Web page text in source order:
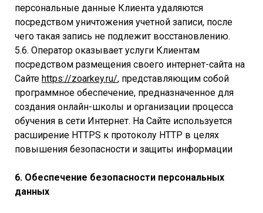
персональные данные Клиента удаляются
посредством уничтожения учетной записи, после
чего такая запись не подлежит восстановлению.
5.6. Оператор оказывает услуги Клиентам
посредством размещения своего интернет-сайта на
Сайте https://zoarkey.ru/, представляющим собой
программное обеспечение, предназначенное для
создания онлайн-школы и организации процесса
обучения в сети Интернет. На Сайте используется
расширение HTTPS к протоколу HTTP в целях
повышения безопасности и защиты информации
6. Обеспечение безопасности персональных
данных